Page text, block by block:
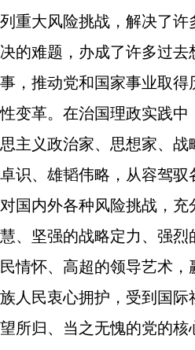
列重大风险挑战，解决了
决的难题，办成了许多过去
事，推动党和国家事业取得
性变革。在治国理政实践
思主义政治家、思想家、
卓识、雄韬伟略，从容驾驭
对国内外各种风险挑战，
慧、坚强的战略定力、强烈
民情怀、高超的领导艺术
族人民衷心拥护，受到国际
望所归、当之无愧的党的